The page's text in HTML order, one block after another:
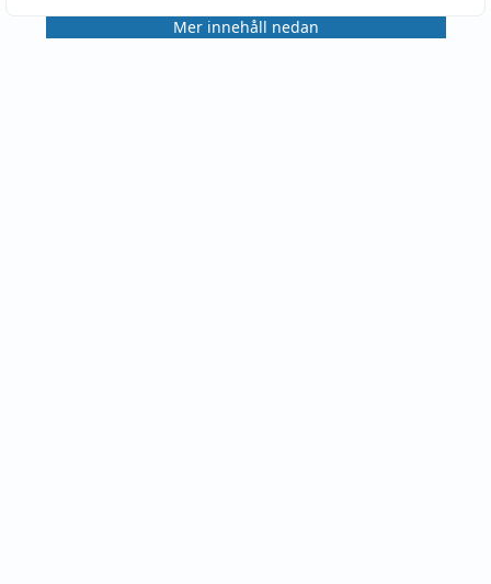
Mer innehåll nedan